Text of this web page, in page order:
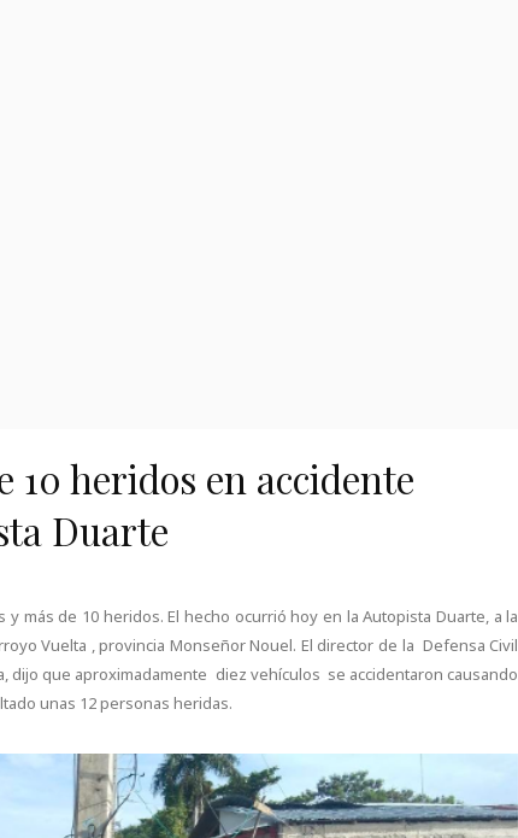
10 heridos en accidente
Duarte
más de 10 heridos. El hecho ocurrió hoy en la Autopista Duarte, a la
Vuelta , provincia Monseñor Nouel. El director de la Defensa Civil
dijo que aproximadamente diez vehículos se accidentaron causando
unas 12 personas heridas.